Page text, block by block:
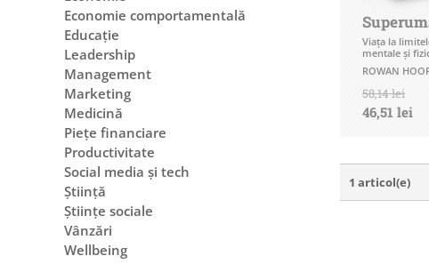
Viața la
mentale și
ROWAN
58,14 lei
46,51 lei
1 articol(e)
Economie comportamentală
Educație
Leadership
Management
Marketing
Medicină
Piețe financiare
Productivitate
Social media și tech
Știință
Științe sociale
Vânzări
Wellbeing